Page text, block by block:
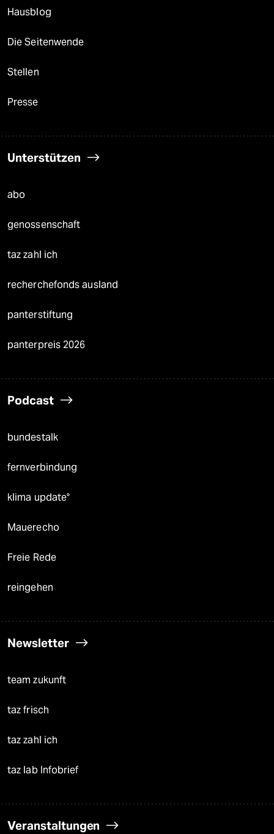
Hausblog
Die Seitenwende
Stellen
Presse
Unterstützen
abo
genossenschaft
taz zahl ich
recherchefonds ausland
panterstiftung
panterpreis 2026
Podcast
bundestalk
fernverbindung
klima update°
Mauerecho
Freie Rede
reingehen
Newsletter
team zukunft
taz frisch
taz zahl ich
taz lab Infobrief
Veranstaltungen